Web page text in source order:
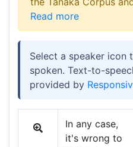
Read more
Select a speaker icon
spoken. Text-to-
provided by
In any case,
it's wrong to